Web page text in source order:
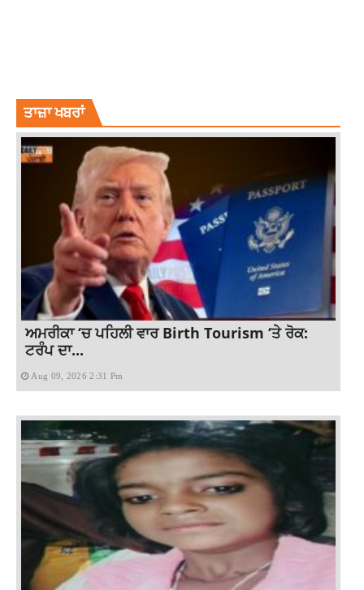
ਤਾਜ਼ਾ ਖਬਰਾਂ
ਅਮਰੀਕਾ ‘ਚ ਪਹਿਲੀ ਵਾਰ Birth Tourism ‘ਤੇ ਰੋਕ:
ਟਰੰਪ ਦਾ...
Aug 09, 2026 2:31 Pm